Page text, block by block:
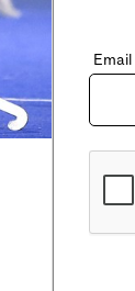
Email